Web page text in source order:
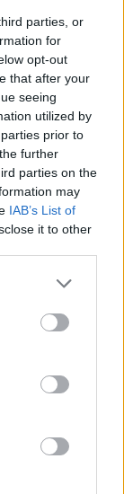
parties, or
for
opt-out
that after your
seeing
utilized by
prior to
further
parties on the
may
IAB’s List of
it to other
more Google
may click to
tags to
below Google